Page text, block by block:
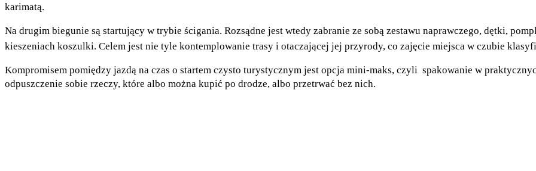
karimatą.
Na drugim biegunie są startujący w trybie ścigania. Rozsądne jest wtedy zabranie ze sobą zestawu naprawczego, dętki,
kieszeniach koszulki. Celem jest nie tyle kontemplowanie trasy i otaczającej jej przyrody, co zajęcie miejsca w czubie
Kompromisem pomiędzy jazdą na czas o startem czysto turystycznym jest opcja mini-maks, czyli spakowanie w
odpuszczenie sobie rzeczy, które albo można kupić po drodze, albo przetrwać bez nich.